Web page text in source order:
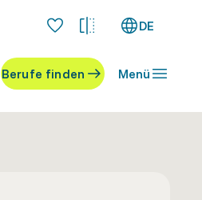
DE
Berufe finden Menü